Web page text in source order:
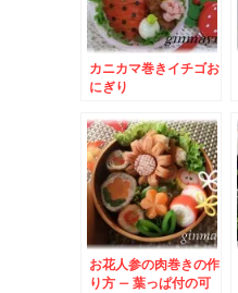
カニカマ巻きイチゴお
にぎり
お花人参の肉巻きの作
り方 – 葉っぱ付の可